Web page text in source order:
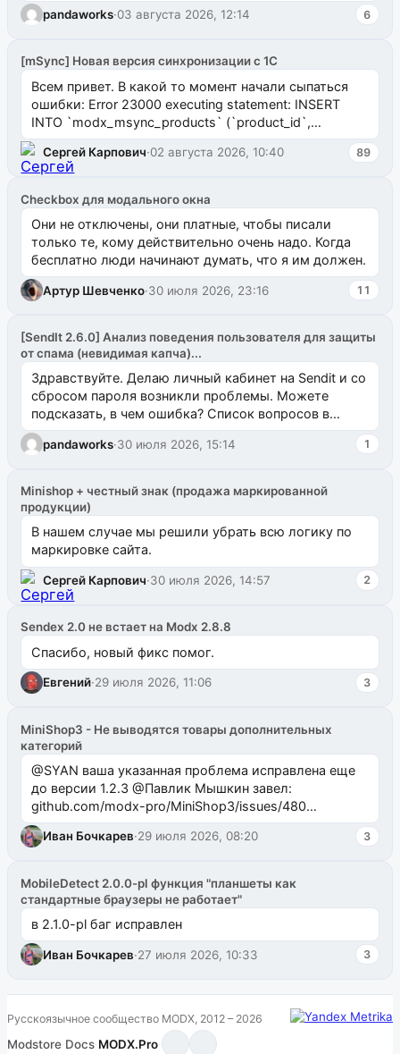
pandaworks·03 августа 2026, 12:14 6
[mSync] Новая версия синхронизации с 1С
Всем привет. В какой то момент начали сыпаться
ошибки: Error 23000 executing statement: INSERT
INTO `modx_msync_products` (`product_id`,
`uuid_1c`) VALUES ...
Сергей Карпович·02 августа 2026, 10:40 89
Checkbox для модального окна
Они не отключены, они платные, чтобы писали
только те, кому действительно очень надо. Когда
бесплатно люди начинают думать, что я им должен.
Артур Шевченко·30 июля 2026, 23:16 11
[SendIt 2.6.0] Анализ поведения пользователя для защиты
от спама (невидимая капча)...
Здравствуйте. Делаю личный кабинет на Sendit и со
сбросом пароля возникли проблемы. Можете
подсказать, в чем ошибка? Список вопросов в
одноименном разделе на modx.pro пока пуст, и,...
pandaworks·30 июля 2026, 15:14 1
Minishop + честный знак (продажа маркированной
продукции)
В нашем случае мы решили убрать всю логику по
маркировке сайта.
Сергей Карпович·30 июля 2026, 14:57 2
Sendex 2.0 не встает на Modx 2.8.8
Спасибо, новый фикс помог.
Евгений·29 июля 2026, 11:06 3
MiniShop3 - Не выводятся товары дополнительных
категорий
@SYAN ваша указанная проблема исправлена еще
до версии 1.2.3 @Павлик Мышкин завел:
github.com/modx-pro/MiniShop3/issues/480
github.com/modx-pro/MiniShop3/issues/481Исправим
в б...
Иван Бочкарев·29 июля 2026, 08:20 3
MobileDetect 2.0.0-pl функция "планшеты как
стандартные браузеры не работает"
в 2.1.0-pl баг исправлен
Иван Бочкарев·27 июля 2026, 10:33 3
Русскоязычное сообщество MODX, 2012 – 2026
Modstore·Docs·MODX.Pro·